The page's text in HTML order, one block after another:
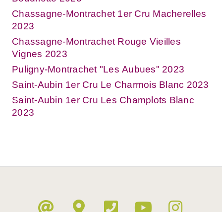
Chassagne-Montrachet 1er Cru Macherelles
2023
Chassagne-Montrachet Rouge Vieilles
Vignes 2023
Puligny-Montrachet "Les Aubues" 2023
Saint-Aubin 1er Cru Le Charmois Blanc 2023
Saint-Aubin 1er Cru Les Champlots Blanc
2023